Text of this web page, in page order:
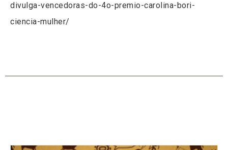
divulga-vencedoras-do-4o-premio-carolina-bori-
ciencia-mulher/